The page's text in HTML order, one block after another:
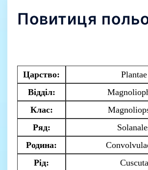
Повитиця
Царство:
Plantae
Відділ:
Клас:
Ряд:
Родина:
Рід:
Cuscuta